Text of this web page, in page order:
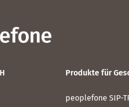
Produkte für
peoplefone SIP-